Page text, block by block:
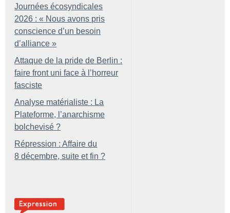
Journées écosyndicales
2026 : « Nous avons pris
conscience d’un besoin
d’alliance »
Attaque de la pride de Berlin :
faire front uni face à l’horreur
fasciste
Analyse matérialiste : La
Plateforme, l’anarchisme
bolchevisé ?
Répression : Affaire du
8 décembre, suite et fin ?